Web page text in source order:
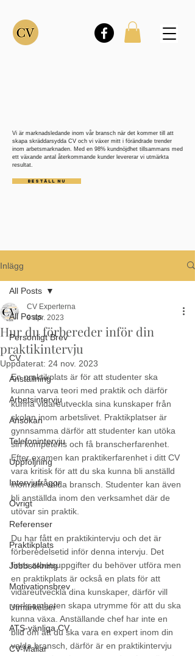
Vi är marknadsledande inom vår bransch när det kommer till att
skapa skräddarsydda CV och vi växer mitt i förändrade trender
inom arbetsmarknaden. Med en 98% kundnöjdhet tillsammans med
ett växande antal återkommande kunder levererar vi utmärkta
resultat.
BESTÄLL NU
Inlägg
All Posts
Personligt Brev
CV
Anställning
Arbetsintervju
Ansökan
Telefonintervju
Uppföljning
Intervjufrågor
Övrigt
Referenser
Praktikplats
Jobbsökning
Motivationsbrev
Utmärkelser
ATS-vänliga CV
CV-Mallar
All Posts
Hur du förbereder inför din
praktikintervju
CV Experterna
9 apr. 2023
Uppdaterat: 24 nov. 2023
En praktikplats är för att studenter ska
kunna varva teori med praktik och därför
kunna vidareutveckla sina kunskaper från
skolan inom arbetslivet. Praktikplatser är
gynnsamma därför att studenter kan utöka
sin kompetens och få branscherfarenhet.
Efter examen kan praktikerfarenhet i ditt CV
vara kritisk för att du ska kunna bli anställd
inom din valda bransch. Studenter kan även
bli anställda inom den verksamhet där de
utövar sin praktik.
Du har fått en praktikintervju och det är
förberedelsetid inför denna intervju. Det
finns arbetsuppgifter du behöver utföra men
en praktikplats är också en plats för att
vidareutveckla dina kunskaper, därför vill
verksamheten skapa utrymme för att du ska
kunna växa. Anställande chef har inte en
bild om att du ska vara en expert inom din
valda bransch, därför är en praktikintervju